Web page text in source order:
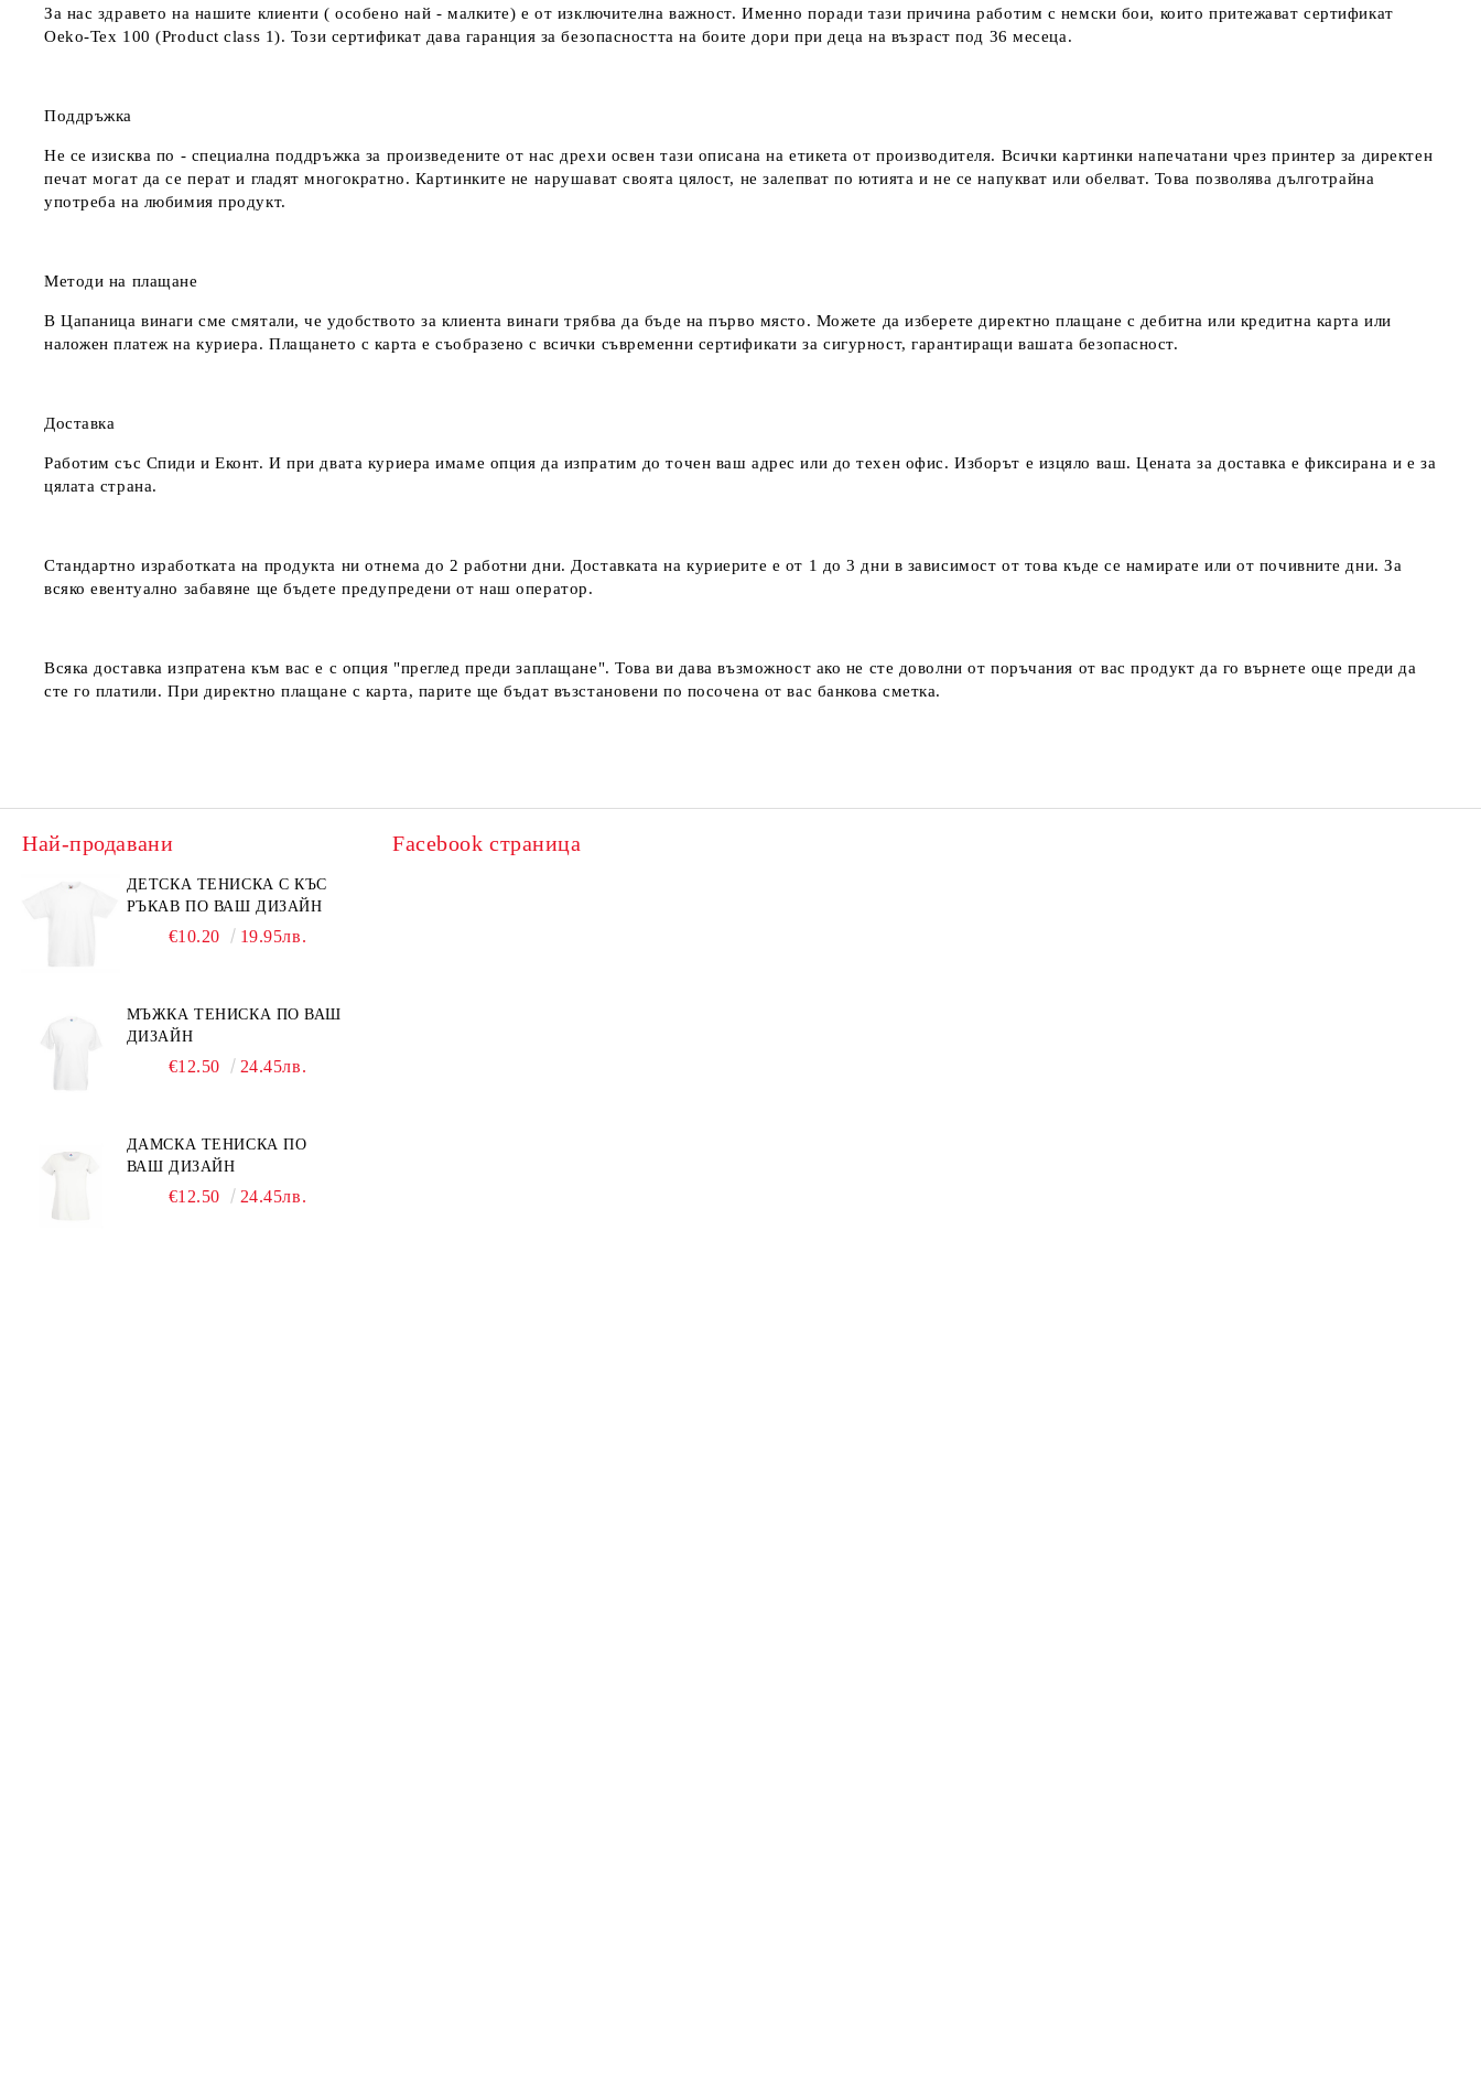
За нас здравето на нашите клиенти ( особено най - малките) е от изключителна важност. Именно поради тази причина работим с немски бои, които притежават сертификат
Oeko-Tex 100 (Product class 1). Този сертификат дава гаранция за безопасността на боите дори при деца на възраст под 36 месеца.
Поддръжка
Не се изисква по - специална поддръжка за произведените от нас дрехи освен тази описана на етикета от производителя. Всички картинки напечатани чрез принтер за директен
печат могат да се перат и гладят многократно. Картинките не нарушават своята цялост, не залепват по ютията и не се напукват или обелват. Това позволява дълготрайна
употреба на любимия продукт.
Методи на плащане
В Цапаница винаги сме смятали, че удобството за клиента винаги трябва да бъде на първо място. Можете да изберете директно плащане с дебитна или кредитна карта или
наложен платеж на куриера. Плащането с карта е съобразено с всички съвременни сертификати за сигурност, гарантиращи вашата безопасност.
Доставка
Работим със Спиди и Еконт. И при двата куриера имаме опция да изпратим до точен ваш адрес или до техен офис. Изборът е изцяло ваш. Цената за доставка е фиксирана и е за
цялата страна.
Стандартно изработката на продукта ни отнема до 2 работни дни. Доставката на куриерите е от 1 до 3 дни в зависимост от това къде се намирате или от почивните дни. За
всяко евентуално забавяне ще бъдете предупредени от наш оператор.
Всяка доставка изпратена към вас е с опция "преглед преди заплащане". Това ви дава възможност ако не сте доволни от поръчания от вас продукт да го върнете още преди да
сте го платили. При директно плащане с карта, парите ще бъдат възстановени по посочена от вас банкова сметка.
Най-продавани
ДЕТСКА ТЕНИСКА С КЪС
РЪКАВ ПО ВАШ ДИЗАЙН
€10.20 19.95лв.
МЪЖКА ТЕНИСКА ПО ВАШ
ДИЗАЙН
€12.50 24.45лв.
ДАМСКА ТЕНИСКА ПО
ВАШ ДИЗАЙН
€12.50 24.45лв.
Facebook страница